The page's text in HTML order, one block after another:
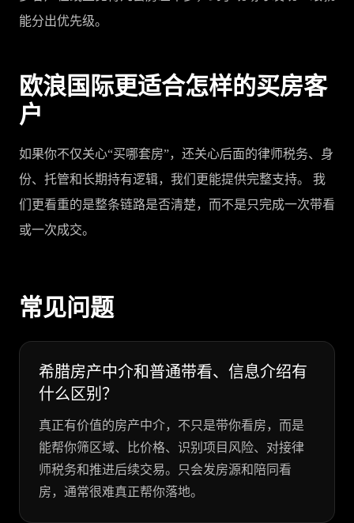
能分出优先级。
欧浪国际更适合怎样的买房客
户
如果你不仅关心“买哪套房”，还关心后面的律师税务、身
份、托管和长期持有逻辑，我们更能提供完整支持。 我
们更看重的是整条链路是否清楚，而不是只完成一次带看
或一次成交。
常见问题
希腊房产中介和普通带看、信息介绍有
什么区别？
真正有价值的房产中介，不只是带你看房，而是
能帮你筛区域、比价格、识别项目风险、对接律
师税务和推进后续交易。只会发房源和陪同看
房，通常很难真正帮你落地。